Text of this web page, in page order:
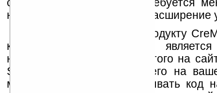
соответственно, памяти требуется
называются мидлетами, и расширение
Впрочем, вернемся к продукту
которой обладает CreMe,
настольной машине. Для этого на
Support Kit и разверните его на
можете свободно отрабатывать